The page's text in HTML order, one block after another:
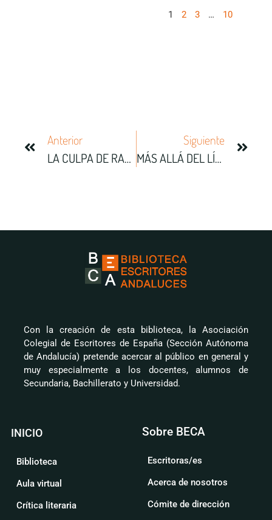
1 2 3 … 10
Anterior
LA CULPA DE RAÚL ARIZA
Siguiente
MÁS ALLÁ DEL LÍMITE
Con la creación de esta biblioteca, la Asociación
Colegial de Escritores de España (Sección Autónoma
de Andalucía) pretende acercar al público en general y
muy especialmente a los docentes, alumnos de
Secundaria, Bachillerato y Universidad.
INICIO
Biblioteca
Aula virtual
Crítica literaria
Sobre BECA
Escritoras/es
Acerca de nosotros
Cómite de dirección